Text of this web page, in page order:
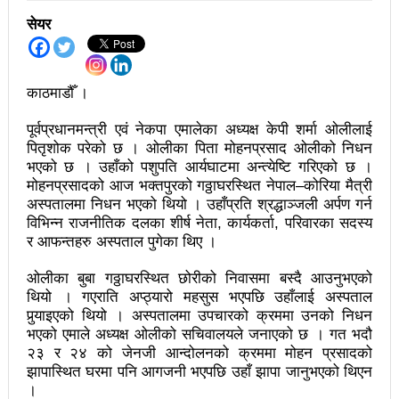
अझ सुदृढ बनाएको छः प्रचण्ड
छिटफुटबाहेक शान्तिपूर्ण रुपमा मतदान सम्पन्न
आज प्रतिनिधिसभा सदस्य निर्वाचनः देशैभर मतदान जारी
बैतडीमा जन्तिबस दुर्घटनाः १३ जनाको मृत्यु
कविता – अपजश
पुरस्कार वितरणबिनै काउन्सिलले सम्पन्न गर्‍यो वार्षिकोत्सव
हितेन्द्रदेव शाक्यलाई पद छाड्नुपर्ने नैतिक दबाबः समय बुझेर
बाटो खुलाउन मन्त्री घिसिङको म्यासेज
खतिवडाको नयाँ गीत जमाना आजकाल
सहनशीलताको ब्रेक
राममाया च्यामिनीसँग दशरथ चन्दको अनुरोध – प्रेमविनोद नन्दन
सेयर
काठमाडौँ ।
पूर्वप्रधानमन्त्री एवं नेकपा एमालेका अध्यक्ष केपी शर्मा ओलीलाई
पितृशोक परेको छ । ओलीका पिता मोहनप्रसाद ओलीको निधन
भएको छ । उहाँको पशुपति आर्यघाटमा अन्त्येष्टि गरिएको छ ।
मोहनप्रसादको आज भक्तपुरको गठ्ठाघरस्थित नेपाल–कोरिया मैत्री
अस्पतालमा निधन भएको थियो । उहाँप्रति श्रद्धाञ्जली अर्पण गर्न
विभिन्न राजनीतिक दलका शीर्ष नेता, कार्यकर्ता, परिवारका सदस्य
र आफन्तहरु अस्पताल पुगेका थिए ।
ओलीका बुबा गठ्ठाघरस्थित छोरीको निवासमा बस्दै आउनुभएको
थियो । गएराति अप्ठ्यारो महसुस भएपछि उहाँलाई अस्पताल
पुर्‍याइएको थियो । अस्पतालमा उपचारको क्रममा उनको निधन
भएको एमाले अध्यक्ष ओलीको सचिवालयले जनाएको छ । गत भदौ
२३ र २४ को जेनजी आन्दोलनको क्रममा मोहन प्रसादको
झापास्थित घरमा पनि आगजनी भएपछि उहाँ झापा जानुभएको थिएन
।